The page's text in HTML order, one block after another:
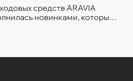
средств ARAVIA
новинками, которые